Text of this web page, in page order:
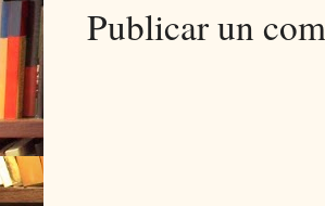
Publicar un